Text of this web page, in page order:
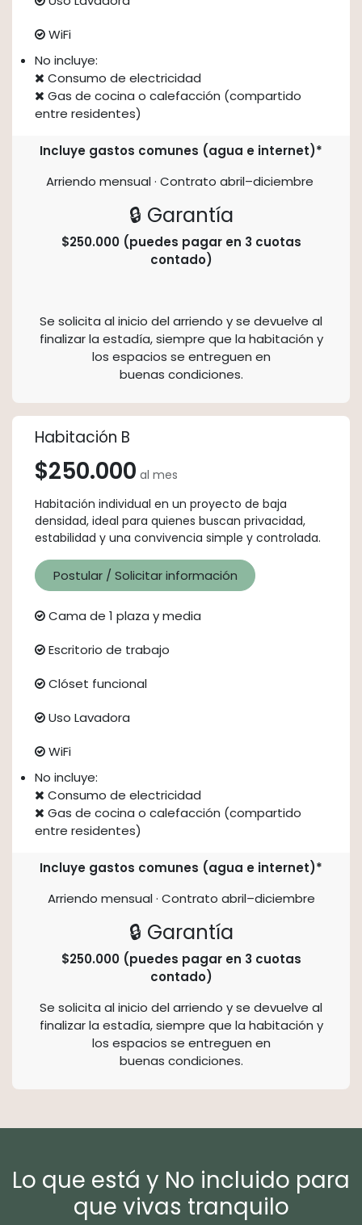
WiFi
No incluye:
Consumo de electricidad
Gas de cocina o calefacción (compartido
entre residentes)
Incluye gastos comunes (agua e internet)*
Arriendo mensual · Contrato abril–diciembre
🔒 Garantía
$250.000 (puedes pagar en 3 cuotas
contado)
Se solicita al inicio del arriendo y se devuelve al
finalizar la estadía, siempre que la habitación y
los espacios se entreguen en
buenas condiciones.
Habitación B
$250.000 al mes
Habitación individual en un proyecto de baja
densidad, ideal para quienes buscan privacidad,
estabilidad y una convivencia simple y controlada.
Postular / Solicitar información
Cama de 1 plaza y media
Escritorio de trabajo
Clóset funcional
Uso Lavadora
WiFi
No incluye:
Consumo de electricidad
Gas de cocina o calefacción (compartido
entre residentes)
Incluye gastos comunes (agua e internet)*
Arriendo mensual · Contrato abril–diciembre
🔒 Garantía
$250.000 (puedes pagar en 3 cuotas
contado)
Se solicita al inicio del arriendo y se devuelve al
finalizar la estadía, siempre que la habitación y
los espacios se entreguen en
buenas condiciones.
Lo que está y No incluido para
que vivas tranquilo